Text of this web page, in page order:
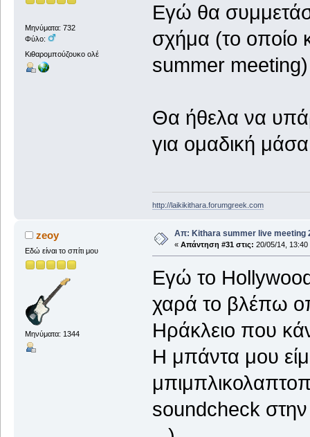
Μηνύματα: 732
Φύλο:
Κιθαρομπούζουκο ολέ
Εγώ θα
σχήμα (το οποίο
summer meeting)
Θα ήθελα να
για ομαδική
http://laikikithara.forumgreek.com
zeoy
Εδώ είναι το σπίτι μου
Μηνύματα: 1344
Απ: Kithara summer live meeting
« Απάντηση #31 στις: 20/05/14, 13:40
Εγώ το
χαρά το βλέπω
Ηράκλειο που
Η μπάντα μου
soundcheck στην